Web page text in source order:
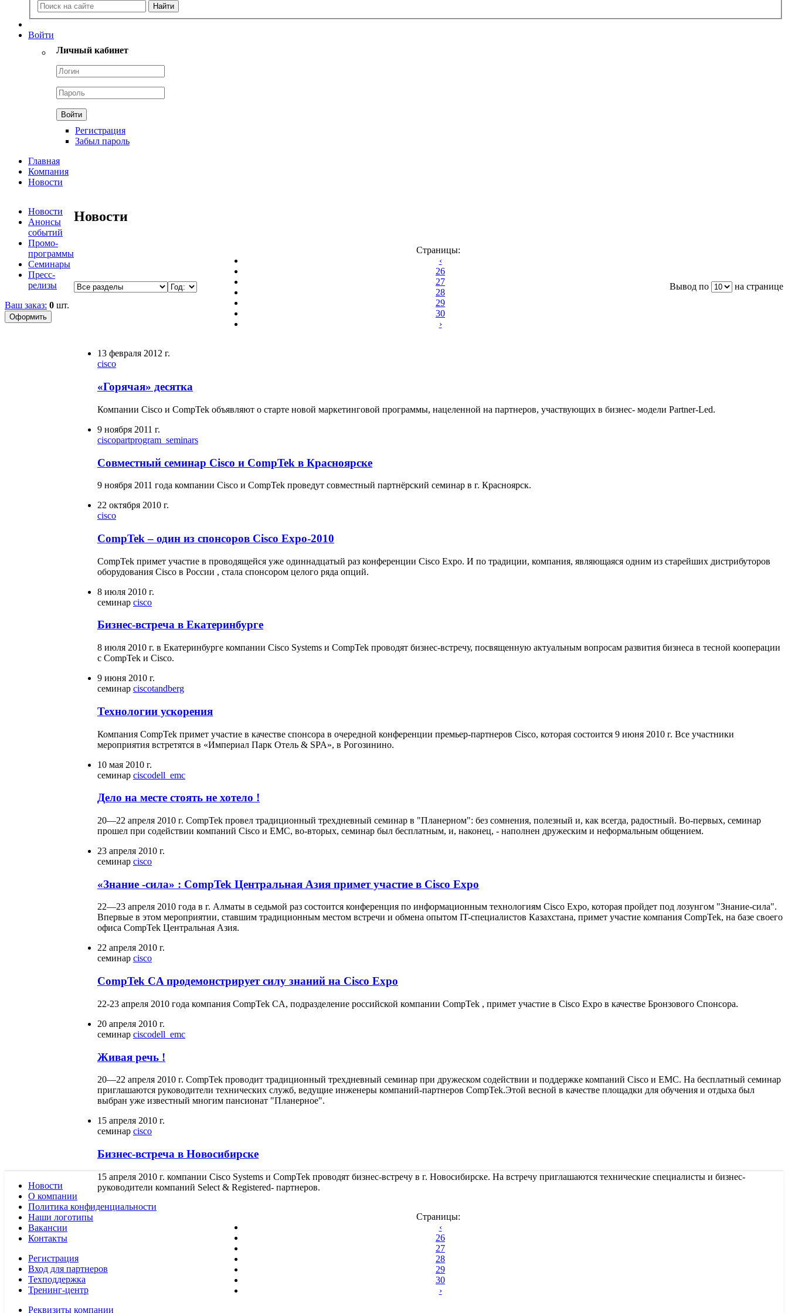
Войти
Личный кабинет
Регистрация
Забыл пароль
Главная
Компания
Новости
Новости
Анонсы
событий
Промо-
программы
Семинары
Пресс-
релизы
Ваш заказ: 0 шт.
Новости
Страницы:
‹
26
27
28
29
30
›
Вывод по на странице
13 февраля 2012 г.
cisco
«Горячая» десятка
Компании Cisco и CompTek объявляют о старте новой маркетинговой программы, нацеленной на партнеров, участвующих в бизнес- модели Partner-Led.
9 ноября 2011 г.
ciscopartprogram_seminars
Совместный семинар Cisco и CompTek в Красноярске
9 ноября 2011 года компании Cisco и CompTek проведут совместный партнёрский семинар в г. Красноярск.
22 октября 2010 г.
cisco
CompTek – один из спонсоров Cisco Expo-2010
CompTek примет участие в проводящейся уже одиннадцатый раз конференции Cisco Expo. И по традиции, компания, являющаяся одним из старейших дистрибуторов
оборудования Cisco в России , стала спонсором целого ряда опций.
8 июля 2010 г.
семинар cisco
Бизнес-встреча в Екатеринбурге
8 июля 2010 г. в Екатеринбурге компании Cisco Systems и CompTek проводят бизнес-встречу, посвященную актуальным вопросам развития бизнеса в тесной кооперации
с CompTek и Cisco.
9 июня 2010 г.
семинар ciscotandberg
Технологии ускорения
Компания CompTek примет участие в качестве спонсора в очередной конференции премьер-партнеров Cisco, которая состоится 9 июня 2010 г. Все участники
мероприятия встретятся в «Империал Парк Отель & SPA», в Рогозинино.
10 мая 2010 г.
семинар ciscodell_emc
Дело на месте стоять не хотело !
20—22 апреля 2010 г. CompTek провел традиционный трехдневный семинар в "Планерном": без сомнения, полезный и, как всегда, радостный. Во-первых, семинар
прошел при содействии компаний Cisco и EMC, во-вторых, семинар был бесплатным, и, наконец, - наполнен дружеским и неформальным общением.
23 апреля 2010 г.
семинар cisco
«Знание -сила» : CompTek Центральная Азия примет участие в Cisco Expo
22—23 апреля 2010 года в г. Алматы в седьмой раз состоится конференция по информационным технологиям Cisco Expo, которая пройдет под лозунгом "Знание-сила".
Впервые в этом мероприятии, ставшим традиционным местом встречи и обмена опытом IT-специалистов Казахстана, примет участие компания CompTek, на базе своего
офиса CompTek Центральная Азия.
22 апреля 2010 г.
семинар cisco
CompTek CA продемонстрирует силу знаний на Cisco Expo
22-23 апреля 2010 года компания CompTek CA, подразделение российской компании CompTek , примет участие в Cisco Expo в качестве Бронзового Спонсора.
20 апреля 2010 г.
семинар ciscodell_emc
Живая речь !
20—22 апреля 2010 г. CompTek проводит традиционный трехдневный семинар при дружеском содействии и поддержке компаний Cisco и EMC. На бесплатный семинар
приглашаются руководители технических служб, ведущие инженеры компаний-партнеров CompTek.Этой весной в качестве площадки для обучения и отдыха был
выбран уже известный многим пансионат "Планерное".
15 апреля 2010 г.
семинар cisco
Бизнес-встреча в Новосибирске
15 апреля 2010 г. компании Cisco Systems и CompTek проводят бизнес-встречу в г. Новосибирске. На встречу приглашаются технические специалисты и бизнес-
руководители компаний Select & Registered- партнеров.
Страницы:
‹
26
27
28
29
30
›
Новости
О компании
Политика конфиденциальности
Наши логотипы
Вакансии
Контакты
Регистрация
Вход для партнеров
Техподдержка
Тренинг-центр
Реквизиты компании